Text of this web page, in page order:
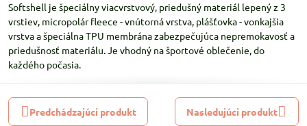
Softshell je špeciálny viacvrstvový, priedušný materiál lepený z 3
vrstiev, micropolár fleece - vnútorná vrstva, plášťovka - vonkajšia
vrstva a špeciálna TPU membrána zabezpečujúca nepremokavosť a
priedušnosť materiálu. Je vhodný na športové oblečenie, do
každého počasia.
Predchádzajúci produkt Nasledujúci produkt